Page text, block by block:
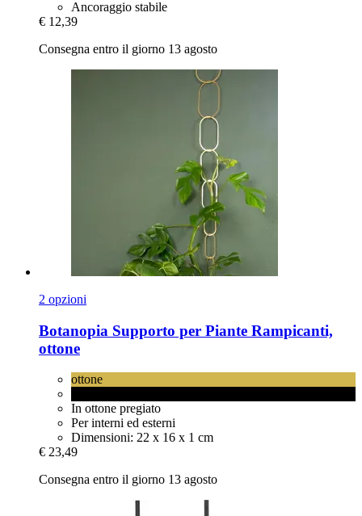
Ancoraggio stabile
€ 12,39
Consegna entro il giorno 13 agosto
2 opzioni
Botanopia Supporto per Piante Rampicanti,
ottone
ottone
In ottone pregiato
Per interni ed esterni
Dimensioni: 22 x 16 x 1 cm
€ 23,49
Consegna entro il giorno 13 agosto